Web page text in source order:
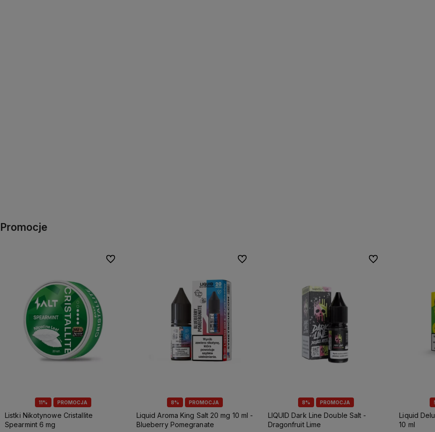
Promocje
11% PROMOCJA
Listki Nikotynowe Cristallite
Spearmint 6 mg
Do ulubionych
8% PROMOCJA
Liquid Aroma King Salt 20 mg 10 ml -
Blueberry Pomegranate
Do ulubionych
8% PROMOCJA
LIQUID Dark Line Double Salt -
Dragonfruit Lime
Do ulubionych
Liquid
10 ml